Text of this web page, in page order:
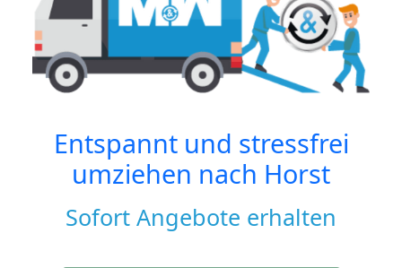
Entspannt und stressfrei
umziehen nach Horst
Sofort Angebote erhalten